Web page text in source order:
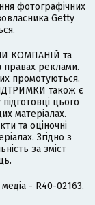
фотографічних
Getty
КОМПАНІЙ та
правах реклами.
промотуються.
також є
цього
матеріалах.
та оціночні
Згідно з
за зміст
- R40-02163.